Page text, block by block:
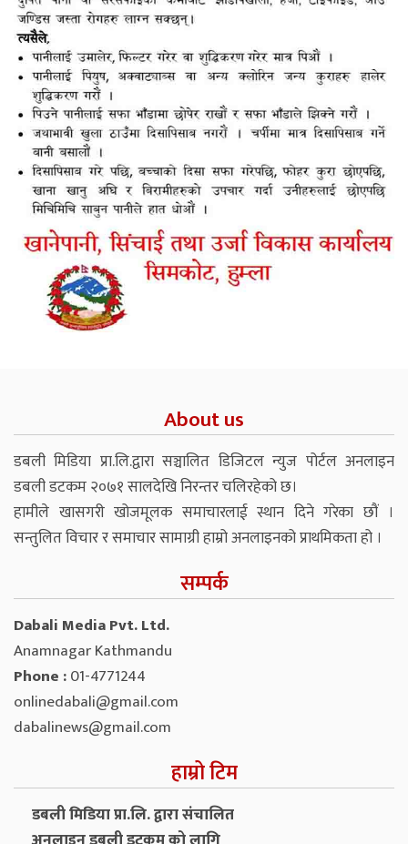
About us
डबली मिडिया प्रा.लि.द्वारा सञ्चालित डिजिटल न्युज पोर्टल अनलाइन
डबली डटकम २०७१ सालदेखि निरन्तर चलिरहेको छ।
हामीले खासगरी खोजमूलक समाचारलाई स्थान दिने गरेका छौं ।
सन्तुलित विचार र समाचार सामाग्री हाम्रो अनलाइनको प्राथमिकता हो ।
सम्पर्क
Dabali Media Pvt. Ltd.
Anamnagar Kathmandu
Phone :01-4771244
onlinedabali@gmail.com
dabalinews@gmail.com
हाम्रो टिम
डबली मिडिया प्रा.लि. द्वारा संचालित